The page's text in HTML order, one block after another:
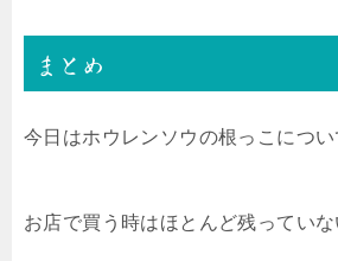
まとめ
今日はホウレンソウの根っこについ
お店で買う時はほとんど残っていな